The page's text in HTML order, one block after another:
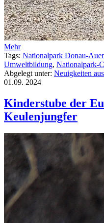
Mehr
Tags: Nationalpark Donau-
Umweltbildung, Nationalpark-
Abgelegt unter: Neuigkeiten
01.09. 2024
Kinderstube der
Keulenjungfer